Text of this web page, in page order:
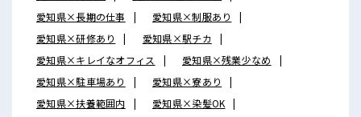
愛知県×長期の仕事
愛知県×制服あり
愛知県×研修あり
愛知県×駅チカ
愛知県×キレイなオフィス
愛知県×残業少なめ
愛知県×駐車場あり
愛知県×寮あり
愛知県×扶養範囲内
愛知県×染髪OK